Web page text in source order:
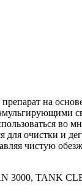
на
во
очистки и
чистую
3000, TANK